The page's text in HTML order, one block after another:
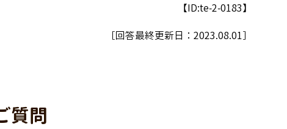
【ID:te-2-0183】
［回答最終更新日： 2023.08.01］
質問